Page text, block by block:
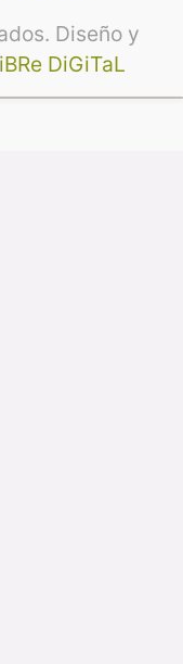
Diseño y
DiGiTaL